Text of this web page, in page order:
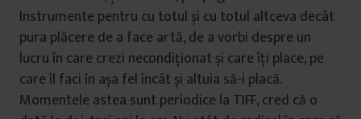
Instrumente pentru cu totul și cu totul altceva decât
pura plăcere de a face artă, de a vorbi despre un
lucru în care crezi necondiționat și care îți place, pe
care îl faci în așa fel încât și altuia să-i placă.
Momentele astea sunt periodice la TIFF, cred că o